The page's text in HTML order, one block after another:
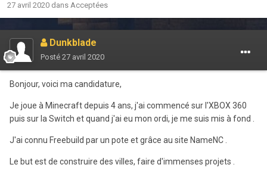
27 avril 2020 dans Acceptées
Dunkblade
Posté 27 avril 2020
Bonjour, voici ma candidature,
Je joue à Minecraft depuis 4 ans, j'ai commencé sur l'XBOX 360
puis sur la Switch et quand j'ai eu mon ordi, je me suis mis à fond .
J'ai connu Freebuild par un pote et grâce au site NameNC .
Le but est de construire des villes, faire d'immenses projets .